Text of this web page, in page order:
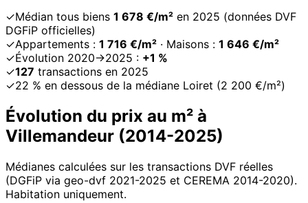
✓Médian tous biens 1 678 €/m² en 2025 (données DVF
DGFiP officielles)
✓Appartements : 1 716 €/m² · Maisons : 1 646 €/m²
✓Évolution 2020→2025 : +1 %
✓127 transactions en 2025
✓22 % en dessous de la médiane Loiret (2 200 €/m²)
Évolution du prix au m² à
Villemandeur (2014-2025)
Médianes calculées sur les transactions DVF réelles
(DGFiP via geo-dvf 2021-2025 et CEREMA 2014-2020).
Habitation uniquement.